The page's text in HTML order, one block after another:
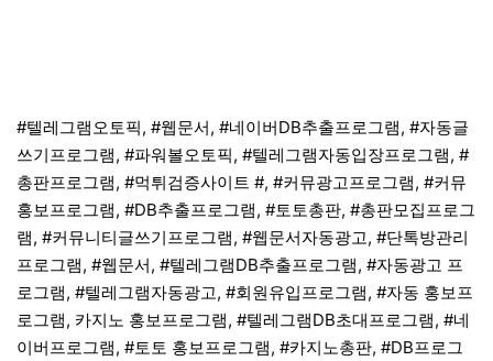
#텔레그램오토픽, #웹문서, #네이버DB추출프로그램, #자동글
쓰기프로그램, #파워볼오토픽, #텔레그램자동입장프로그램, #
총판프로그램, #먹튀검증사이트 #, #커뮤광고프로그램, #커뮤
홍보프로그램, #DB추출프로그램, #토토총판, #총판모집프로그
램, #커뮤니티글쓰기프로그램, #웹문서자동광고, #단톡방관리
프로그램, #웹문서, #텔레그램DB추출프로그램, #자동광고 프
로그램, #텔레그램자동광고, #회원유입프로그램, #자동 홍보프
로그램, 카지노 홍보프로그램, #텔레그램DB초대프로그램, #네
이버프로그램, #토토 홍보프로그램, #카지노총판, #DB프로그